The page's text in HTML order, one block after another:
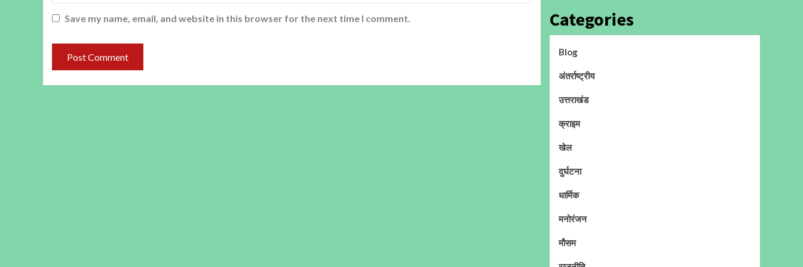
Save my name, email, and website in this browser for the next time I comment. Categories
Blog
अंतर्राष्ट्रीय
उत्तराखंड
क्राइम
खेल
दुर्घटना
धार्मिक
मनोरंजन
मौसम